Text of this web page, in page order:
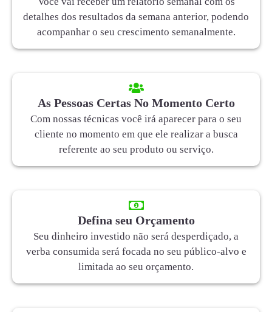
detalhes dos resultados da semana anterior, podendo
acompanhar o seu crescimento semanalmente.
As Pessoas Certas No Momento Certo
Com nossas técnicas você irá aparecer para o seu
cliente no momento em que ele realizar a busca
referente ao seu produto ou serviço.
Defina seu Orçamento
Seu dinheiro investido não será desperdiçado, a
verba consumida será focada no seu público-alvo e
limitada ao seu orçamento.